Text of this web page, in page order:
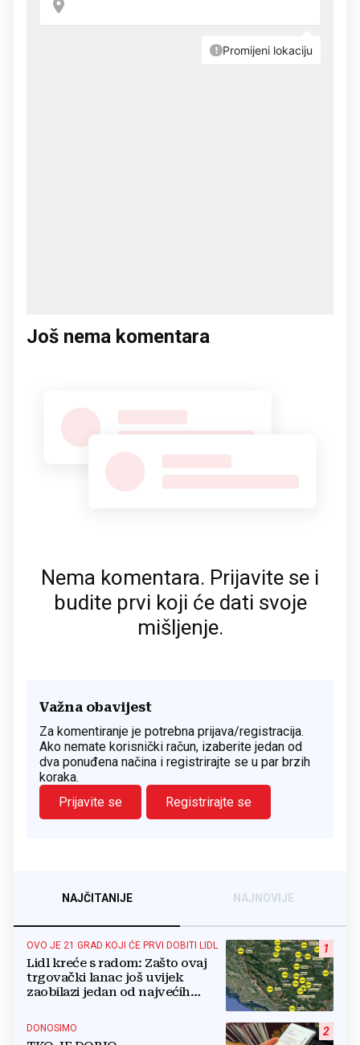
Još nema komentara
Nema komentara. Prijavite se i
budite prvi koji će dati svoje
mišljenje.
Važna obavijest
Za komentiranje je potrebna prijava/registracija.
Ako nemate korisnički račun, izaberite jedan od
dva ponuđena načina i registrirajte se u par brzih
koraka.
Prijavite se
Registrirajte se
NAJČITANIJE NAJNOVIJE
1
OVO JE 21 GRAD KOJI ĆE PRVI DOBITI LIDL
Lidl kreće s radom: Zašto ovaj
trgovački lanac još uvijek
zaobilazi jedan od najvećih
2
DONOSIMO